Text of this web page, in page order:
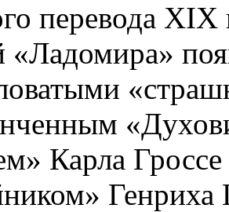
перевода
«Ладомира»
Карла